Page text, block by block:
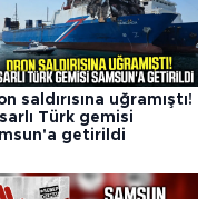
saldırısına uğramıştı!
Türk gemisi
getirildi